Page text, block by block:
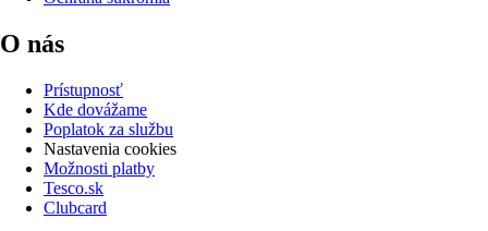
O nás
Prístupnosť
Kde dovážame
Poplatok za službu
Nastavenia cookies
Možnosti platby
Tesco.sk
Clubcard